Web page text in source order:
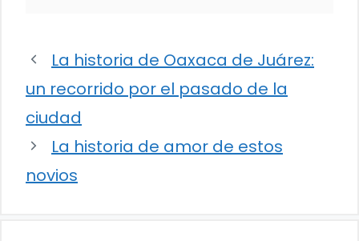
La historia de Oaxaca de Juárez:
un recorrido por el pasado de la
ciudad
La historia de amor de estos
novios